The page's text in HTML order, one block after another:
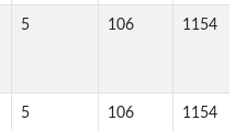
5 106 1154
5 106 1154